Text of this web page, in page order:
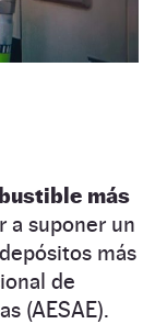
más
a suponer un
más
de
(AESAE).